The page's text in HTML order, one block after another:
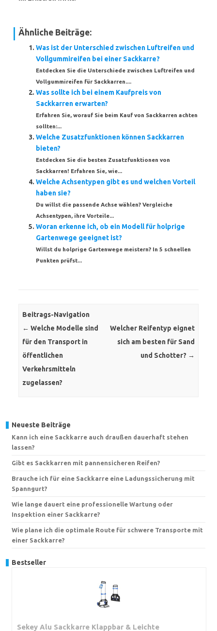
Ähnliche Beiträge:
Was ist der Unterschied zwischen Luftreifen und
Vollgummireifen bei einer Sackkarre?
Entdecken Sie die Unterschiede zwischen Luftreifen und
Vollgummireifen für Sackkarren....
Was sollte ich bei einem Kaufpreis von
Sackkarren erwarten?
Erfahren Sie, worauf Sie beim Kauf von Sackkarren achten
sollten:...
Welche Zusatzfunktionen können Sackkarren
bieten?
Entdecken Sie die besten Zusatzfunktionen von
Sackkarren! Erfahren Sie, wie...
Welche Achsentypen gibt es und welchen Vorteil
haben sie?
Du willst die passende Achse wählen? Vergleiche
Achsentypen, ihre Vorteile...
Woran erkenne ich, ob ein Modell für holprige
Gartenwege geeignet ist?
Willst du holprige Gartenwege meistern? In 5 schnellen
Punkten prüfst...
Beitrags-Navigation
← Welche Modelle sind
für den Transport in
öffentlichen
Verkehrsmitteln
zugelassen?
Welcher Reifentyp eignet
sich am besten für Sand
und Schotter? →
Neueste Beiträge
Kann ich eine Sackkarre auch draußen dauerhaft stehen
lassen?
Gibt es Sackkarren mit pannensicheren Reifen?
Brauche ich für eine Sackkarre eine Ladungssicherung mit
Spanngurt?
Wie lange dauert eine professionelle Wartung oder
Inspektion einer Sackkarre?
Wie plane ich die optimale Route für schwere Transporte mit
einer Sackkarre?
Bestseller
Sekey Alu Sackkarre Klappbar & Leichte